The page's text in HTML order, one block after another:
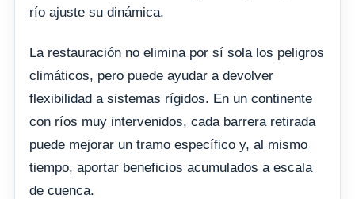
río ajuste su dinámica.
La restauración no elimina por sí sola los peligros
climáticos, pero puede ayudar a devolver
flexibilidad a sistemas rígidos. En un continente
con ríos muy intervenidos, cada barrera retirada
puede mejorar un tramo específico y, al mismo
tiempo, aportar beneficios acumulados a escala
de cuenca.